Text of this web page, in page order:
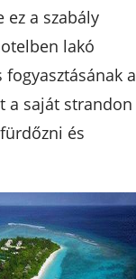
ez a szabály
lakó
a
a saját
és